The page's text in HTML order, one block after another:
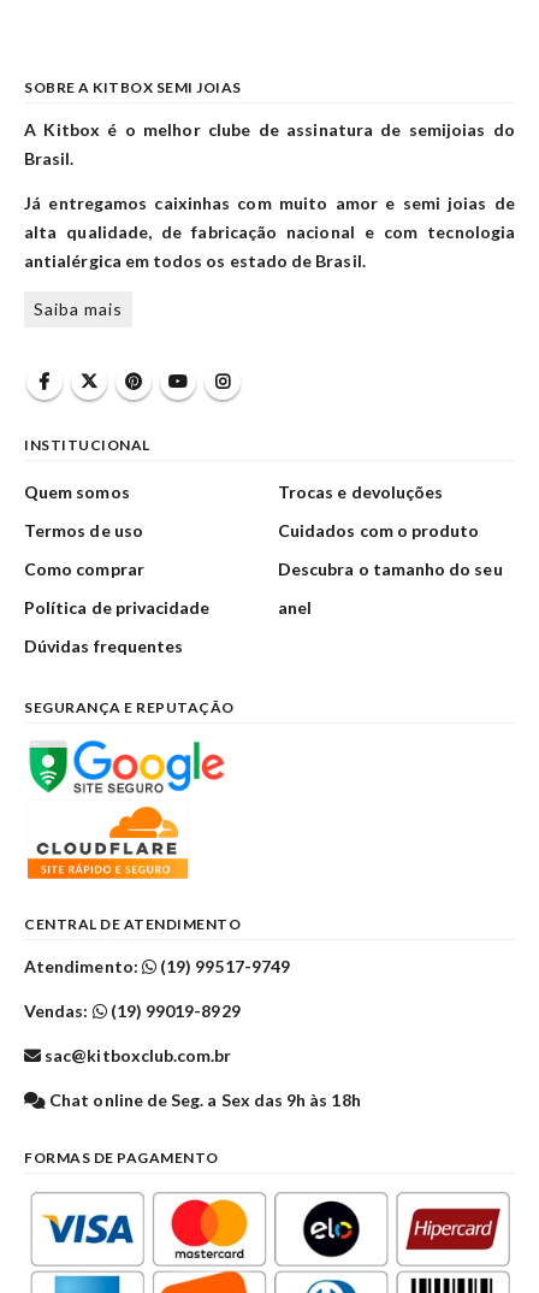
SOBRE A KITBOX SEMI JOIAS
A Kitbox é o melhor clube de assinatura de semijoias do
Brasil.
Já entregamos caixinhas com muito amor e semi joias de
alta qualidade, de fabricação nacional e com tecnologia
antialérgica em todos os estado de Brasil.
Saiba mais
INSTITUCIONAL
Quem somos
Termos de uso
Como comprar
Política de privacidade
Dúvidas frequentes
Trocas e devoluções
Cuidados com o produto
Descubra o tamanho do seu
anel
SEGURANÇA E REPUTAÇÃO
CENTRAL DE ATENDIMENTO
Atendimento: (19) 99517-9749
Vendas: (19) 99019-8929
sac@kitboxclub.com.br
Chat online de Seg. a Sex das 9h às 18h
FORMAS DE PAGAMENTO